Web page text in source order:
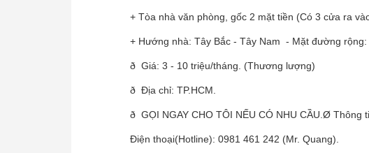
+ Tòa nhà văn phòng, gốc 2 mặt tiền (Có 3 cửa ra
+ Hướng nhà: Tây Bắc - Tây Nam - Mặt đường rộng:
ð Giá: 3 - 10 triệu/tháng. (Thương lượng)
ð Địa chỉ: TP.HCM.
ð GỌI NGAY CHO TÔI NẾU CÓ NHU CẦU.Ø Thông
Điện thoại(Hotline): 0981 461 242 (Mr. Quang).